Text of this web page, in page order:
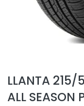
LLANTA 215/
ALL SEASON